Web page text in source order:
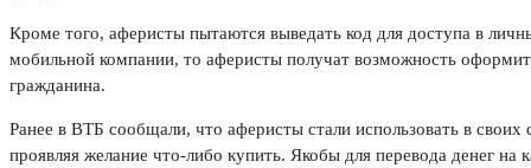
Кроме того, аферисты пытаются выведать код для доступа в
мобильной компании, то аферисты получат возможность
гражданина.
Ранее в ВТБ сообщали, что аферисты стали использовать в
проявляя желание что-либо купить. Якобы для перевода денег